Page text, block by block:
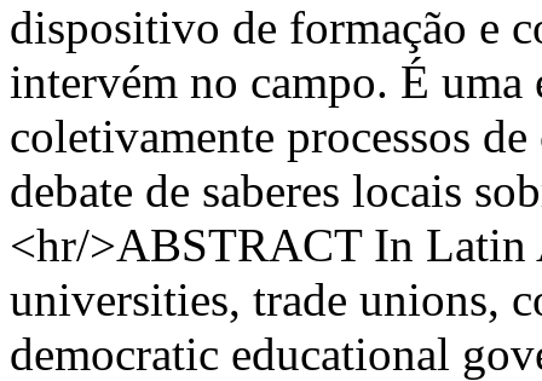
dispositivo de formação e
intervém no campo. É uma
coletivamente processos
debate de saberes locais
<hr/>ABSTRACT In Latin
universities, trade unions,
democratic educational